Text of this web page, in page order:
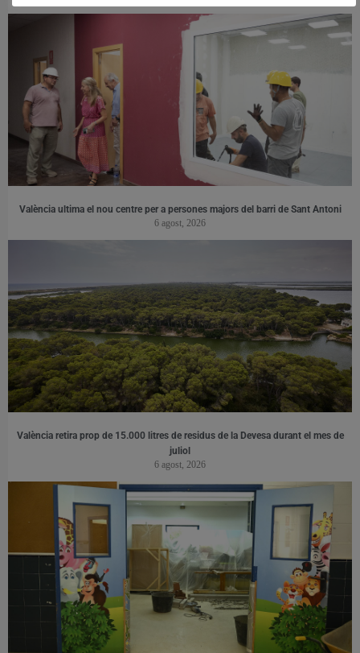
València ultima el nou centre per a persones majors del barri de Sant Antoni
6 agost, 2026
València retira prop de 15.000 litres de residus de la Devesa durant el mes de
juliol
6 agost, 2026